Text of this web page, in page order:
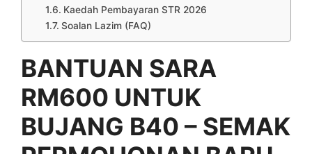
Kaedah Pembayaran STR 2026
Soalan Lazim (FAQ)
BANTUAN SARA
RM600 UNTUK
BUJANG B40 – SEMAK